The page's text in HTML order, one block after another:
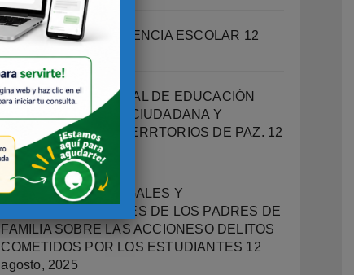
OFICINA DE CONVIVENCIA ESCOLAR 12
agosto, 2025
PROGRAMA INTEGRAL DE EDUCACIÓN
SOCIOEMOCIONAL, CIUDADANA Y
ESCUELAS COMO TERRTORIOS DE PAZ. 12
agosto, 2025
IMPLICACIONES LEGALES Y
RESPONSABILIDADES DE LOS PADRES DE
FAMILIA SOBRE LAS ACCIONESO DELITOS
COMETIDOS POR LOS ESTUDIANTES 12
agosto, 2025